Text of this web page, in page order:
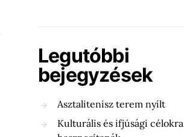
Legutóbbi
bejegyzések
Asztalitenisz terem nyílt
Kulturális és ifjúsági célokra